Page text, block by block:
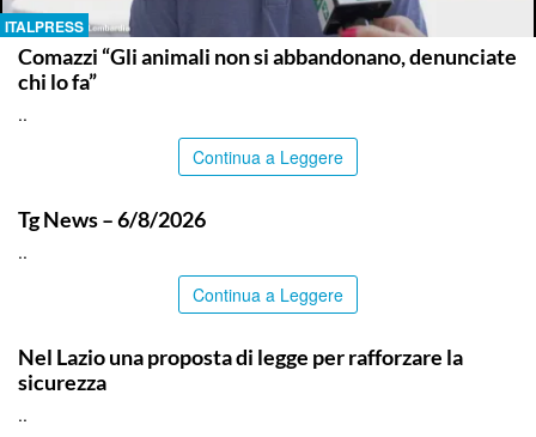
ITALPRESS
Comazzi “Gli animali non si abbandonano, denunciate
chi lo fa”
..
Continua a Leggere
Tg News – 6/8/2026
..
Continua a Leggere
Nel Lazio una proposta di legge per rafforzare la
sicurezza
..